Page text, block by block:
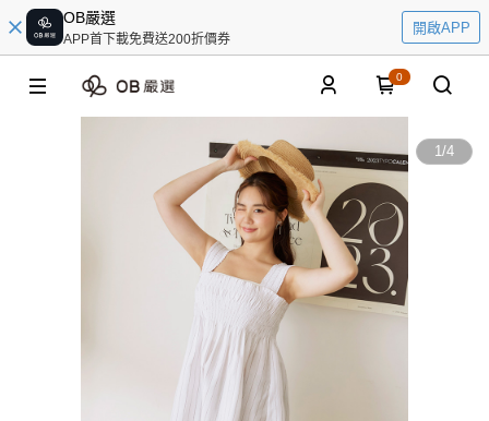
OB嚴選
APP首下載免費送200折價券
開啟APP
0
1/4